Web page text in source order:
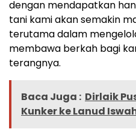
dengan mendapatkan
tani kami akan semakin
terutama dalam
membawa berkah bagi
terangnya.
Baca Juga : Dirlaik
Kunker ke Lanud